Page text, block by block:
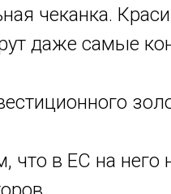
чеканка.
даже самые
что в ЕС на него